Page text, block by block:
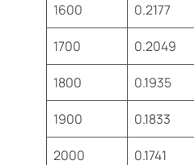
1600 0.2177
1700 0.2049
1800 0.1935
1900 0.1833
2000 0.1741